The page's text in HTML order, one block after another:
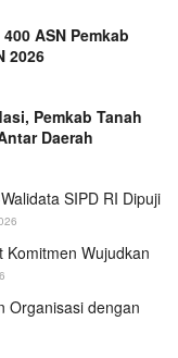
ASN Pemkab
2026
Pemkab Tanah
Daerah
SIPD RI Dipuji
Wujudkan
Organisasi dengan